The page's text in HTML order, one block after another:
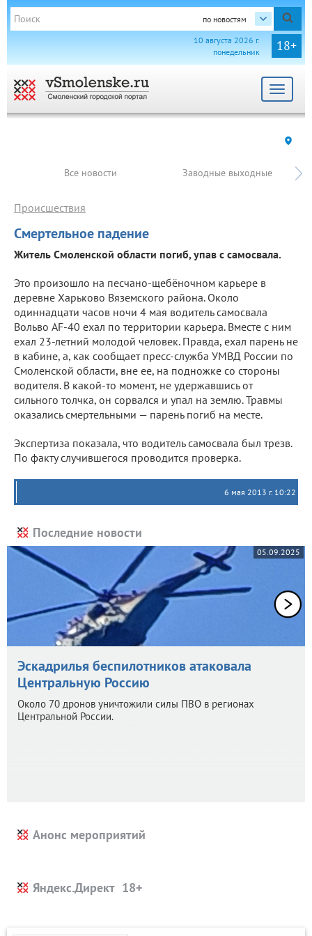
по новостям
18+
10 августа 2026 г.
понедельник
Toggle
Все новости Заводные выходные
Смертельное падение
Происшествия
Житель Смоленской области погиб, упав с самосвала.
Это произошло на песчано-щебёночном карьере в
деревне Харьково Вяземского района. Около
одиннадцати часов ночи 4 мая водитель самосвала
Вольво AF-40 ехал по территории карьера. Вместе с ним
ехал 23-летний молодой человек. Правда, ехал парень не
в кабине, а, как сообщает пресс-служба УМВД России по
Смоленской области, вне ее, на подножке со стороны
водителя. В какой-то момент, не удержавшись от
сильного толчка, он сорвался и упал на землю. Травмы
оказались смертельными — парень погиб на месте.
Экспертиза показала, что водитель самосвала был трезв.
По факту случившегося проводится проверка.
6 мая 2013 г. 10:22
Последние новости
05.09.2025
Эскадрилья беспилотников атаковала
Центральную Россию
Около 70 дронов уничтожили силы ПВО в регионах
Центральной России.
Анонс мероприятий
Яндекс.Директ